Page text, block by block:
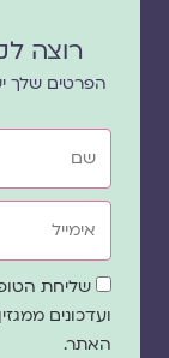
רוצה
הפרטים שלך
שם
אימייל
שדהשליחת הטופס
ועדכונים
האתר.